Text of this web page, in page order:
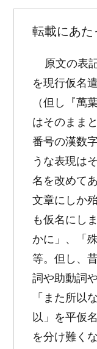
転載にあた
原文の表
を現行仮名
（但し『萬
はそのまま
番号の漢数
うな表現は
名を改めて
文章にしか
も仮名にし
かに」、「
等。但し、
詞や助動詞
「また所以
以」を平仮
を分け難く